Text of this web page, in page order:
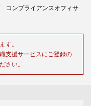
コンプライアンスオフィサ
す。
支援サービスにご登録の
さい。